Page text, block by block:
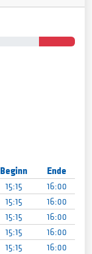
Beginn Ende
15:15
16:00
15:15
16:00
15:15
16:00
15:15
16:00
15:15
16:00